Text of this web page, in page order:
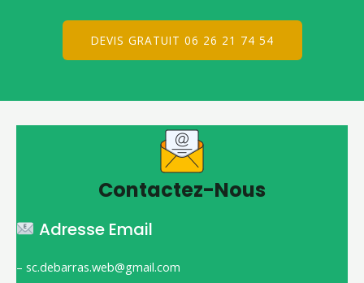
DEVIS GRATUIT 06 26 21 74 54
Contactez-Nous
Adresse Email
– sc.debarras.web@gmail.com